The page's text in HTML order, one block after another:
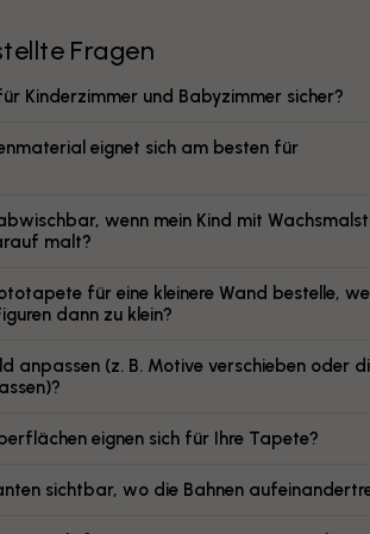
Fragen
Kinderzimmer und Babyzimmer sicher?
eignet sich am besten für
wenn mein Kind mit
malt?
für eine kleinere Wand bestelle,
dann zu klein?
anpassen (z. B. Motive verschieben oder
eignen sich für Ihre Tapete?
sichtbar, wo die Bahnen